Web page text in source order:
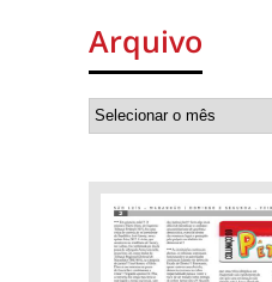
Arquivo